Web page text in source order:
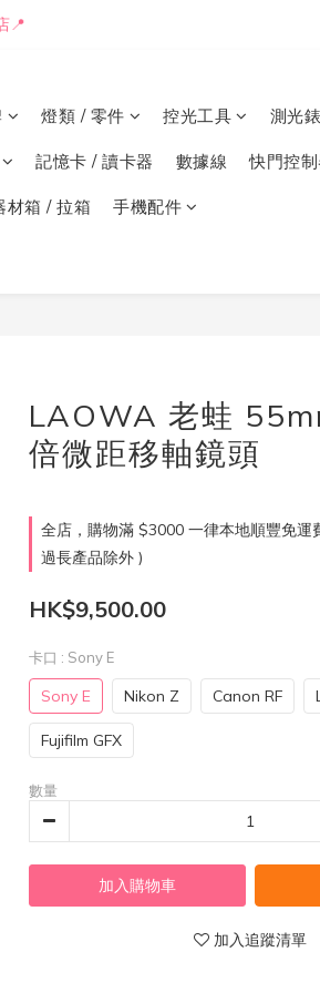
📍
燈類 / 零件 控光工具 測光錶
記憶卡 / 讀卡器 數據線 快門控制
材箱 / 拉箱 手機配件
LAOWA 老蛙
倍微距移軸鏡頭
全店，購物滿 $3000 一律本地順豐免運
過長產品除外 )
HK$9,500.00
卡口 : Sony E
Sony E Nikon Z Canon RF
Fujifilm GFX
數量
加入購物車
加入追蹤清單